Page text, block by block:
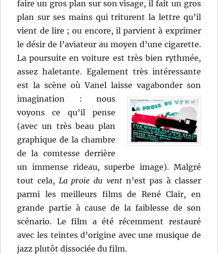
faire un gros plan sur son visage, il fait un gros
plan sur ses mains qui triturent la lettre qu’il
vient de lire ; ou encore, il parvient à exprimer
le désir de l’aviateur au moyen d’une cigarette.
La poursuite en voiture est très bien rythmée,
assez haletante. Egalement très intéressante
est la scène où Vanel laisse vagabonder son
imagination : nous
voyons ce qu’il pense
(avec un très beau plan
graphique de la chambre
de la comtesse derrière
un immense rideau, superbe image). Malgré
tout cela, La proie du ventn’est pas à classer
parmi les meilleurs films de René Clair, en
grande partie à cause de la faiblesse de son
scénario. Le film a été récemment restauré
avec les teintes d’origine avec une musique de
jazz plutôt dissociée du film.